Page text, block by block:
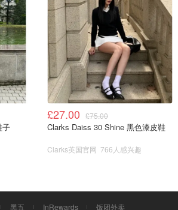
子
£27.00 £75.00
Clarks Daiss 30 Shine 黑色漆皮鞋
Clarks英国官网 766人感兴趣
黑五 InRewards
饭团外卖